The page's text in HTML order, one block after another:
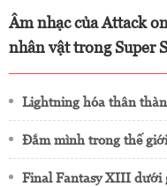
Âm nhạc của Attack
nhân vật trong Super
Lightning hóa thân
Đắm mình trong thế
Final Fantasy XIII dưới